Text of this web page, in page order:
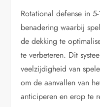
Rotational defense in
benadering waarbij
de dekking te
te verbeteren. Dit
veelzijdigheid van
om de aanvallen van
anticiperen en erop te